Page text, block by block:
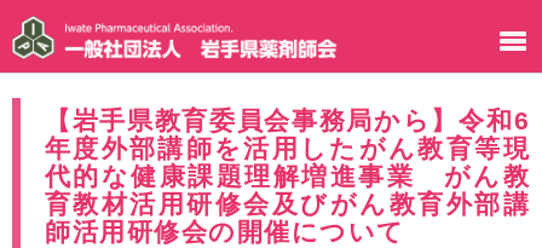
【岩手県教育委員会事務局から】令和6
年度外部講師を活用したがん教育等現
代的な健康課題理解増進事業 がん教
育教材活用研修会及びがん教育外部講
師活用研修会の開催について